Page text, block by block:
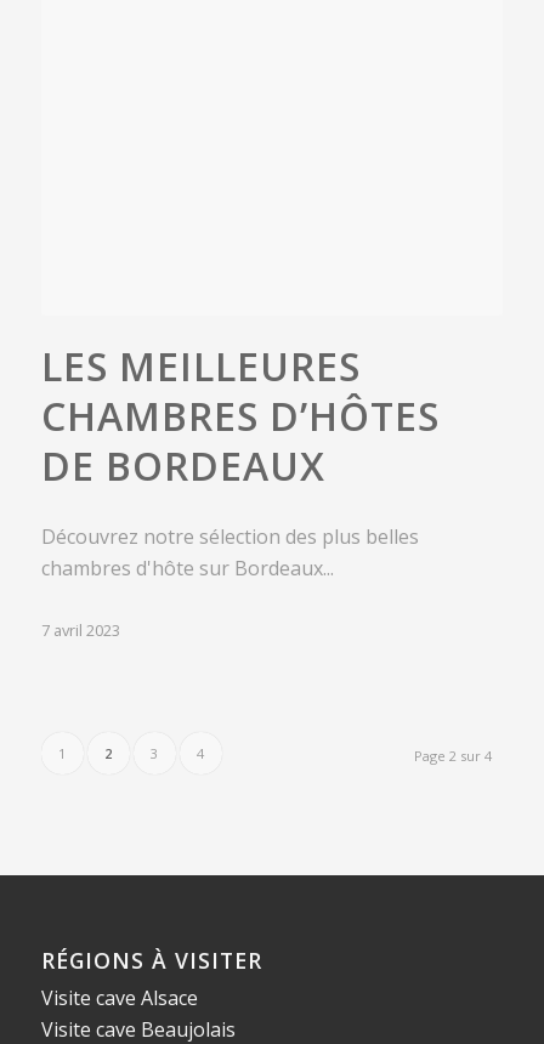
LES MEILLEURES
CHAMBRES D’HÔTES
DE BORDEAUX
Découvrez notre sélection des plus belles
chambres d'hôte sur Bordeaux...
7 avril 2023
Page 2 sur 4
1 2 3 4
RÉGIONS À VISITER
Visite cave Alsace
Visite cave Beaujolais